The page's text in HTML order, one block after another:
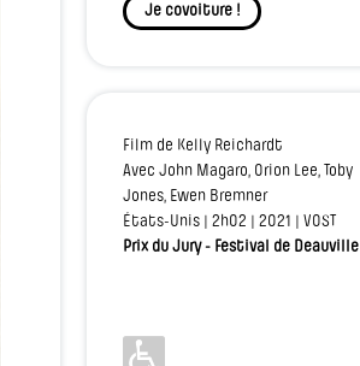
Je covoiture !
Film de Kelly Reichardt
Avec John Magaro, Orion Lee, Toby
Jones, Ewen Bremner
États-Unis | 2h02 | 2021 | VOST
Prix du Jury - Festival de Deauville